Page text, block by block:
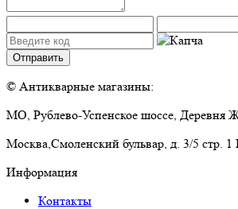
© Антикварные магазины:
МО , Рублево-Успенское шоссе, Деревня
Москва Смоленский бульвар, д. 3/5 стр. 1
Информация
Контакты